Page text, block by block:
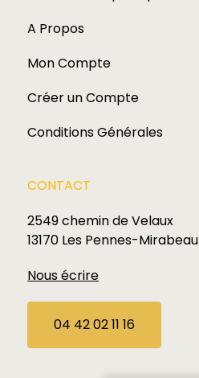
A Propos
Mon Compte
Créer un Compte
Conditions Générales
CONTACT
2549 chemin de Velaux
13170 Les Pennes-Mirabeau
Nous écrire
04 42 02 11 16